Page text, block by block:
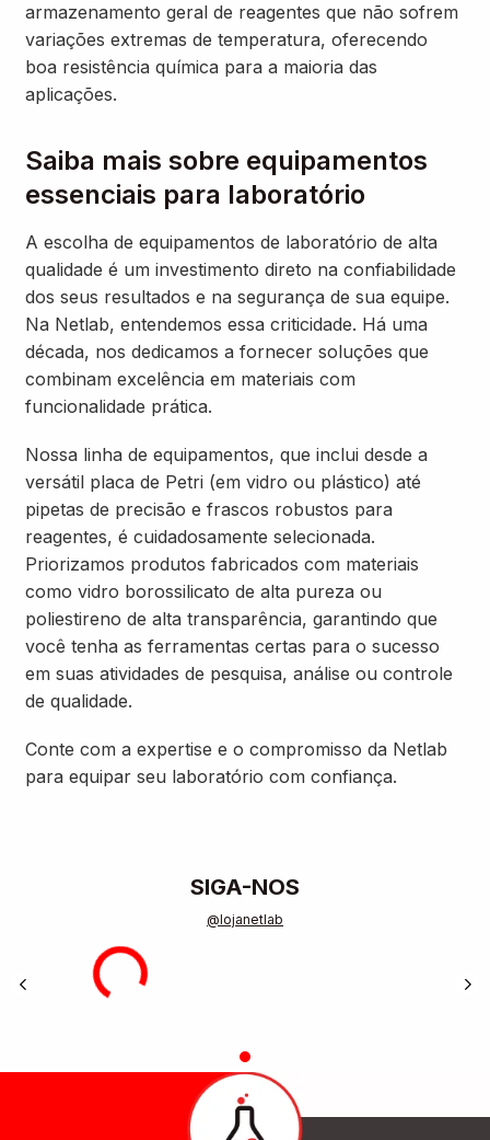
armazenamento geral de reagentes que não sofrem
variações extremas de temperatura, oferecendo
boa resistência química para a maioria das
aplicações.
Saiba mais sobre equipamentos
essenciais para laboratório
A escolha de equipamentos de laboratório de alta
qualidade é um investimento direto na confiabilidade
dos seus resultados e na segurança de sua equipe.
Na Netlab, entendemos essa criticidade. Há uma
década, nos dedicamos a fornecer soluções que
combinam excelência em materiais com
funcionalidade prática.
Nossa linha de equipamentos, que inclui desde a
versátil placa de Petri (em vidro ou plástico) até
pipetas de precisão e frascos robustos para
reagentes, é cuidadosamente selecionada.
Priorizamos produtos fabricados com materiais
como vidro borossilicato de alta pureza ou
poliestireno de alta transparência, garantindo que
você tenha as ferramentas certas para o sucesso
em suas atividades de pesquisa, análise ou controle
de qualidade.
Conte com a expertise e o compromisso da Netlab
para equipar seu laboratório com confiança.
SIGA-NOS
@lojanetlab